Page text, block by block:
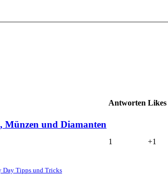
Antworten Likes
Münzen und Diamanten
Day Tipps und Tricks
1 +1